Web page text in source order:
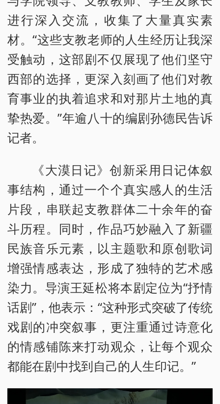
进行深入交流，收集了大量真实素
材。“这些支教老师的人生经历让我深
受触动，这部剧不仅展现了他们坚守
西部的选择，更深入刻画了他们对教
育事业的执着追求和对那片土地的真
挚热爱。”年逾八十的编剧孙德民告诉
记者。
《大漠日记》创新采用日记体叙
事结构，通过一个个真实感人的生活
片段，串联起支教群体二十余年的奋
斗历程。同时，作品巧妙融入了新疆
民族音乐元素，以主题歌和原创歌词
增强情感表达，形成了独特的艺术感
染力。导演王延松将本剧定位为“抒情
话剧”，他表示：“这种形式突破了传统
戏剧的冲突叙事，更注重通过诗意化
的情感铺陈来打动观众，让每个观众
都能在剧中找到自己的人生印记。”